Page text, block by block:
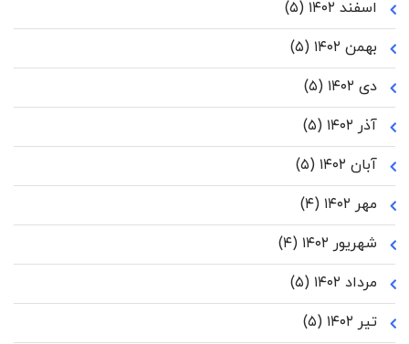
اسفند ۱۴۰۲
(۵)
بهمن ۱۴۰۲
(۵)
دی ۱۴۰۲
(۵)
آذر ۱۴۰۲
(۵)
آبان ۱۴۰۲
(۵)
مهر ۱۴۰۲
(۴)
شهریور ۱۴۰۲
(۴)
مرداد ۱۴۰۲
(۵)
تیر ۱۴۰۲
(۵)